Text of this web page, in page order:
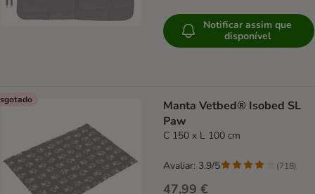
Notificar assim que
disponível
Manta Vetbed® Isobed SL
Paw
C 150 x L 100 cm
47,99 €
Avaliar: 3.9/5 (718)